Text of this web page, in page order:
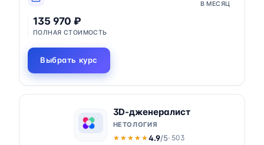
В МЕСЯЦ
135 970 ₽
ПОЛНАЯ СТОИМОСТЬ
Выбрать курс
3D-дженералист
НЕТОЛОГИЯ
★★★★★
★★★★★4.9/5· 503